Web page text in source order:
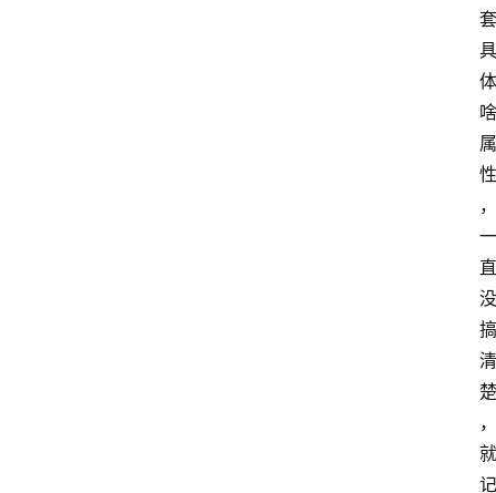
套
具
体
啥
属
性
，
一
直
没
搞
清
楚
，
就
记